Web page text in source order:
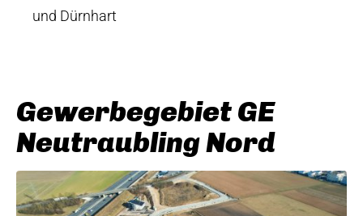
und Dürnhart
Gewerbegebiet GE
Neutraubling Nord